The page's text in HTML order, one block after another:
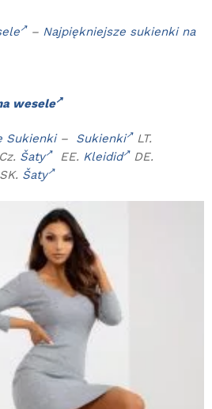
– Najpiękniejsze sukienki na
wesele
Sukienki– Sukienki LT.
Šaty EE. Kleidid DE.
Šaty